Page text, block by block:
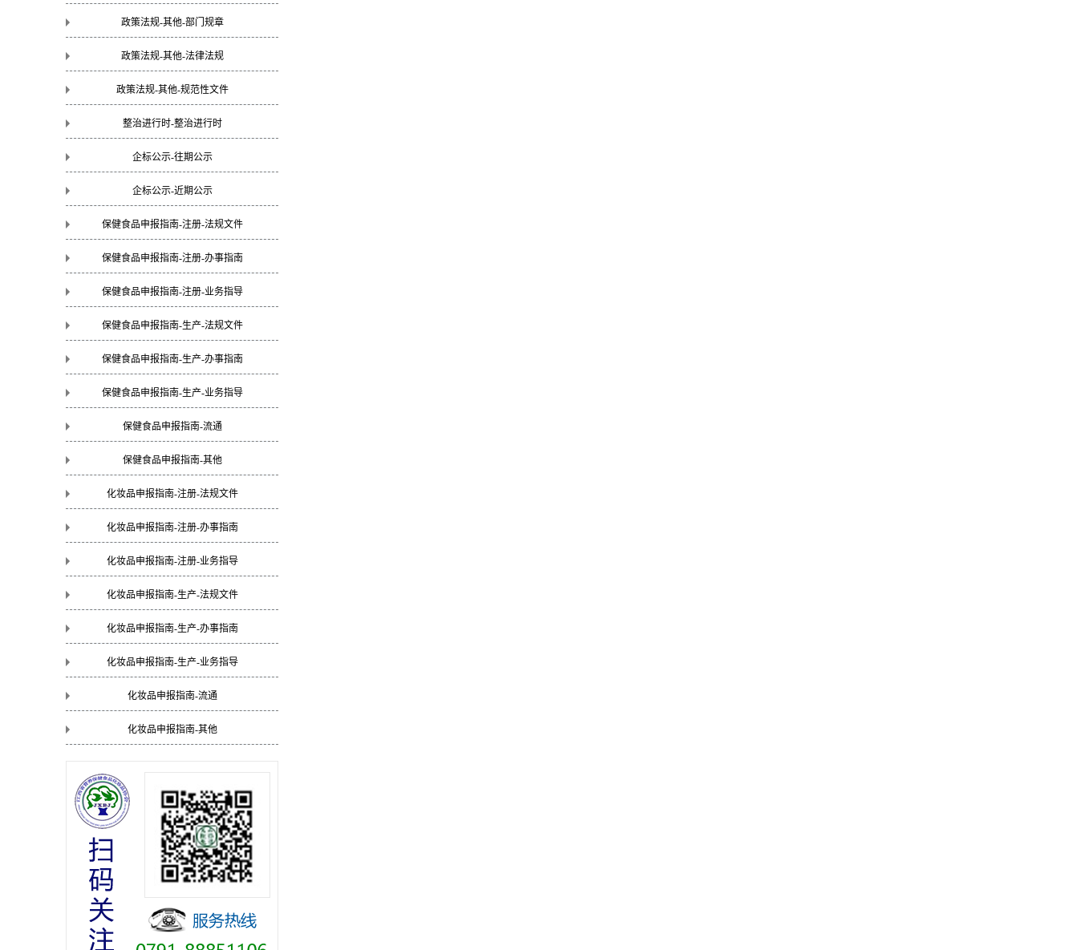
政策法规-其他-部门规章
政策法规-其他-法律法规
政策法规-其他-规范性文件
整治进行时-整治进行时
企标公示-往期公示
企标公示-近期公示
保健食品申报指南-注册-法规文件
保健食品申报指南-注册-办事指南
保健食品申报指南-注册-业务指导
保健食品申报指南-生产-法规文件
保健食品申报指南-生产-办事指南
保健食品申报指南-生产-业务指导
保健食品申报指南-流通
保健食品申报指南-其他
化妆品申报指南-注册-法规文件
化妆品申报指南-注册-办事指南
化妆品申报指南-注册-业务指导
化妆品申报指南-生产-法规文件
化妆品申报指南-生产-办事指南
化妆品申报指南-生产-业务指导
化妆品申报指南-流通
化妆品申报指南-其他